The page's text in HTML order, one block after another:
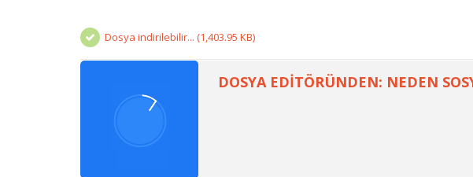
Dosya indirilebilir... (1,403.95 KB)
DOSYA EDİTÖRÜNDEN: NEDEN